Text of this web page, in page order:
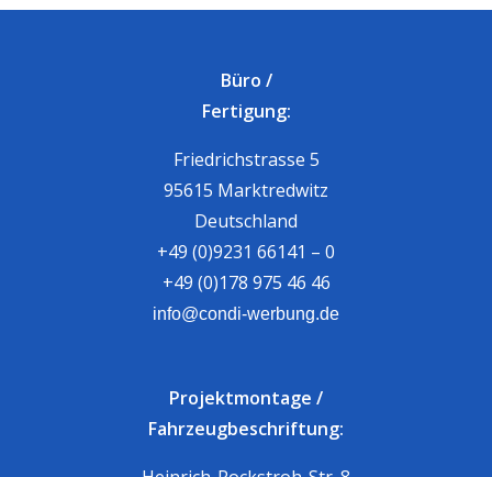
Büro /
Fertigung:
Friedrichstrasse 5
95615 Marktredwitz
Deutschland
+49 (0)9231 66141 – 0
+49 (0)178 975 46 46
info@condi-werbung.de
Projektmontage /
Fahrzeugbeschriftung: